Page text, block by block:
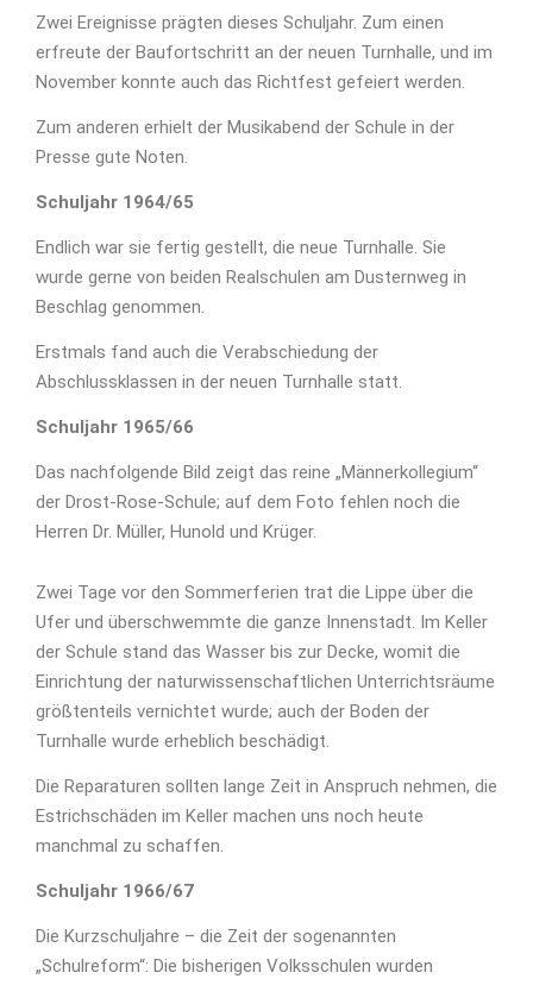
Zwei Ereignisse prägten dieses Schuljahr. Zum einen
erfreute der Baufortschritt an der neuen Turnhalle, und im
November konnte auch das Richtfest gefeiert werden.
Zum anderen erhielt der Musikabend der Schule in der
Presse gute Noten.
Schuljahr 1964/65
Endlich war sie fertig gestellt, die neue Turnhalle. Sie
wurde gerne von beiden Realschulen am Dusternweg in
Beschlag genommen.
Erstmals fand auch die Verabschiedung der
Abschlussklassen in der neuen Turnhalle statt.
Schuljahr 1965/66
Das nachfolgende Bild zeigt das reine „Männerkollegium“
der Drost-Rose-Schule; auf dem Foto fehlen noch die
Herren Dr. Müller, Hunold und Krüger.
Zwei Tage vor den Sommerferien trat die Lippe über die
Ufer und überschwemmte die ganze Innenstadt. Im Keller
der Schule stand das Wasser bis zur Decke, womit die
Einrichtung der naturwissenschaftlichen Unterrichtsräume
größtenteils vernichtet wurde; auch der Boden der
Turnhalle wurde erheblich beschädigt.
Die Reparaturen sollten lange Zeit in Anspruch nehmen, die
Estrichschäden im Keller machen uns noch heute
manchmal zu schaffen.
Schuljahr 1966/67
Die Kurzschuljahre – die Zeit der sogenannten
„Schulreform“: Die bisherigen Volksschulen wurden